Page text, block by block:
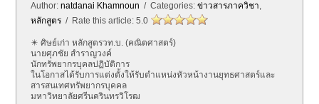
Author:natdanai Khamnoun / Categories:ข่าวสารภาควิชา,
หลักสูตร / Rate this article:5.0
✴️ ศิษย์เก่า หลักสูตรวท.บ. (คณิตศาสตร์)
นายศุภชัย สำราญวงค์
นักทรัพยากรบุคลปฏิบัติการ
ในโอกาสได้รับการแต่งตั้งให้รับตำแหน่งหัวหน้างานยุทธศาสตร์และ
สารสนเทศทรัพยากรบุคคล
มหาวิทยาลัยศรีนครินทรวิโรฒ